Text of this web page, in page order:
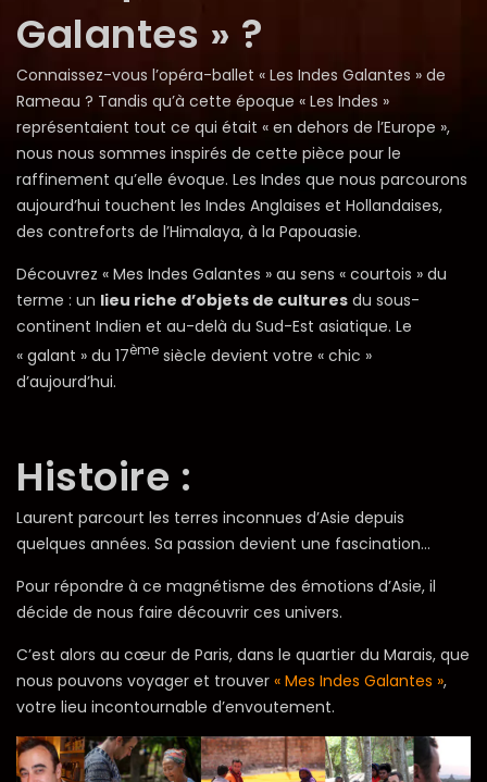
Galantes » ?
Connaissez-vous l’opéra-ballet « Les Indes Galantes » de
Rameau ? Tandis qu’à cette époque « Les Indes »
représentaient tout ce qui était « en dehors de l’Europe »,
nous nous sommes inspirés de cette pièce pour le
raffinement qu’elle évoque. Les Indes que nous parcourons
aujourd’hui touchent les Indes Anglaises et Hollandaises,
des contreforts de l’Himalaya, à la Papouasie.
Découvrez « Mes Indes Galantes » au sens « courtois » du
terme : un lieu riche d’objets de cultures du sous-
continent Indien et au-delà du Sud-Est asiatique. Le
« galant » du 17ème siècle devient votre « chic »
d’aujourd’hui.
Histoire :
Laurent parcourt les terres inconnues d’Asie depuis
quelques années. Sa passion devient une fascination…
Pour répondre à ce magnétisme des émotions d’Asie, il
décide de nous faire découvrir ces univers.
C’est alors au cœur de Paris, dans le quartier du Marais, que
nous pouvons voyager et trouver « Mes Indes Galantes »,
votre lieu incontournable d’envoutement.